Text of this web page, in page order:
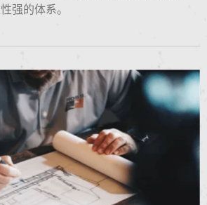
强的体系。